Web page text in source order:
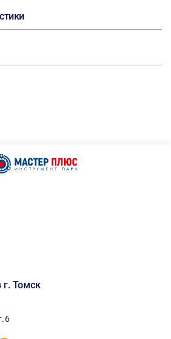
г. Томск
6